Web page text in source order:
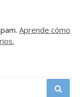
Aprende cómo